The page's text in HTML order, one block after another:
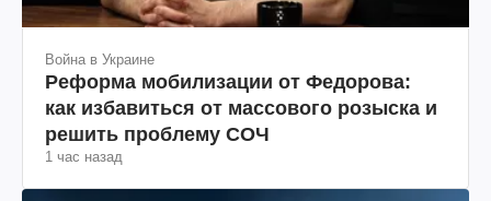
Война в Украине
Реформа мобилизации от Федорова:
как избавиться от массового розыска и
решить проблему СОЧ